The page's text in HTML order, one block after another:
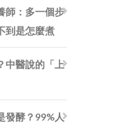
師：多一個步
到是怎麼煮
中醫說的「上
發酵？99%人